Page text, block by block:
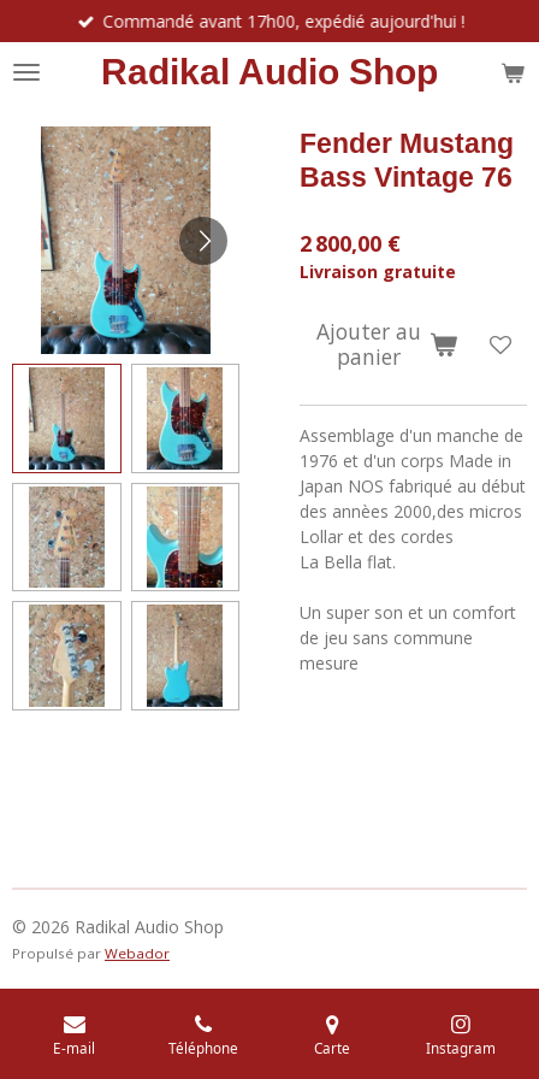
au
contenu
Radikal Audio Shop
Commandé avant 17h00, expédié aujourd'hui !
Fender Mustang
Bass Vintage 76
2 800,00 €
Livraison gratuite
Ajouter au
panier
Assemblage d'un manche de
1976 et d'un corps Made in
Japan NOS fabriqué au début
des annèes 2000,des micros
Lollar et des cordes
La Bella flat.
Un super son et un comfort
de jeu sans commune
mesure
© 2026 Radikal Audio Shop
Propulsé par Webador
E-mail Téléphone Carte Instagram